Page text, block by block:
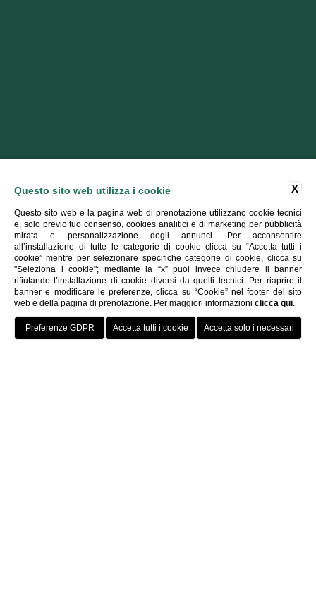
X
Questo sito web utilizza i cookie
Questo sito web e la pagina web di prenotazione utilizzano cookie tecnici
e, solo previo tuo consenso, cookies analitici e di marketing per pubblicità
mirata e personalizzazione degli annunci. Per acconsentire
all’installazione di tutte le categorie di cookie clicca su “Accetta tutti i
cookie” mentre per selezionare specifiche categorie di cookie, clicca su
"Seleziona i cookie"; mediante la “x” puoi invece chiudere il banner
rifiutando l’installazione di cookie diversi da quelli tecnici. Per riaprire il
banner e modificare le preferenze, clicca su “Cookie” nel footer del sito
web e della pagina di prenotazione. Per maggiori informazioni clicca qui.